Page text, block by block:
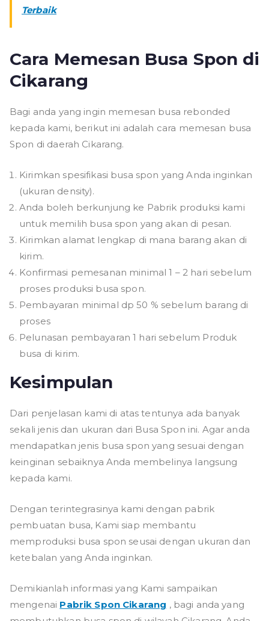
Terbaik
Cara Memesan Busa Spon di
Cikarang
Bagi anda yang ingin memesan busa rebonded
kepada kami, berikut ini adalah cara memesan busa
Spon di daerah Cikarang.
Kirimkan spesifikasi busa spon yang Anda inginkan
(ukuran density).
Anda boleh berkunjung ke Pabrik produksi kami
untuk memilih busa spon yang akan di pesan.
Kirimkan alamat lengkap di mana barang akan di
kirim.
Konfirmasi pemesanan minimal 1 – 2 hari sebelum
proses produksi busa spon.
Pembayaran minimal dp 50 % sebelum barang di
proses
Pelunasan pembayaran 1 hari sebelum Produk
busa di kirim.
Kesimpulan
Dari penjelasan kami di atas tentunya ada banyak
sekali jenis dan ukuran dari Busa Spon ini. Agar anda
mendapatkan jenis busa spon yang sesuai dengan
keinginan sebaiknya Anda membelinya langsung
kepada kami.
Dengan terintegrasinya kami dengan pabrik
pembuatan busa, Kami siap membantu
memproduksi busa spon seusai dengan ukuran dan
ketebalan yang Anda inginkan.
Demikianlah informasi yang Kami sampaikan
mengenai Pabrik Spon Cikarang , bagi anda yang